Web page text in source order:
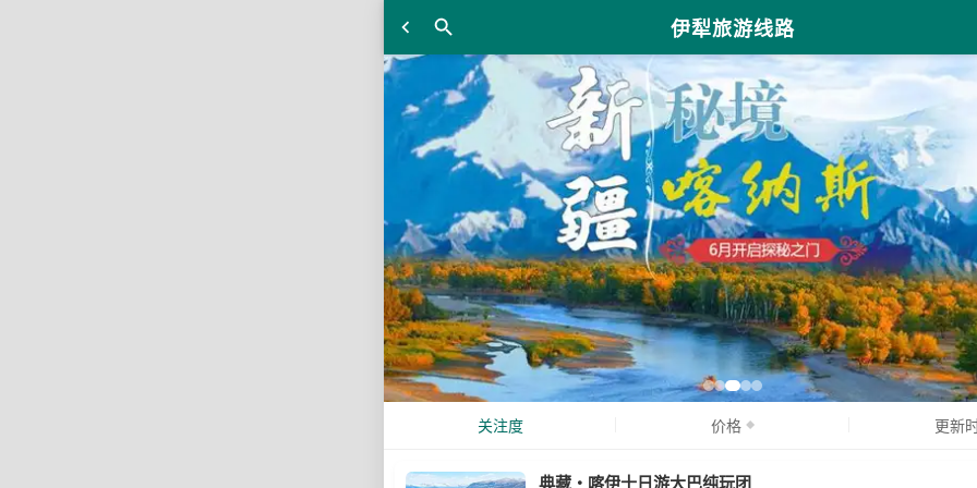
伊犁旅游线路
关注度 价格 更新
典藏・喀伊十日游大巴纯玩团